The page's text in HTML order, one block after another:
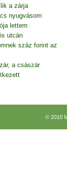
a zárja
nyugvásom
lettem
utcán
száz forint az
a császár
© 2010